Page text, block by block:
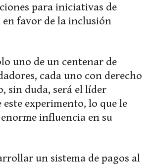
para iniciativas de
favor de la inclusión
uno de un centenar de
cada uno con derecho
sin duda, será el líder
experimento, lo que le
influencia en su
un sistema de pagos al